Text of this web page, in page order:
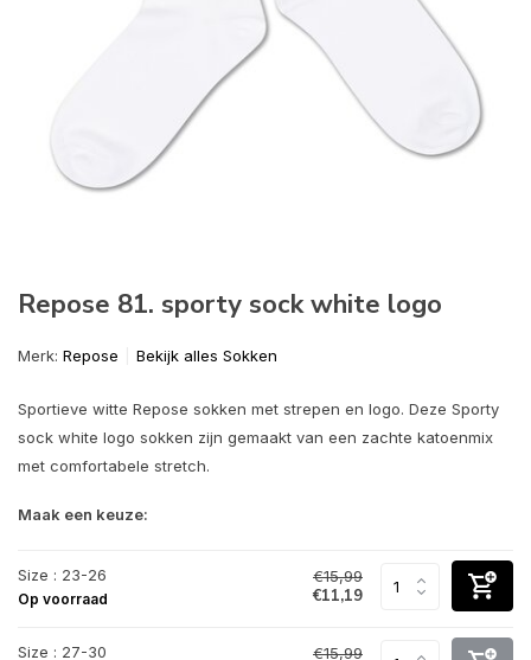
Repose 81. sporty sock white logo
Merk: Repose Bekijk alles Sokken
Sportieve witte Repose sokken met strepen en logo. Deze Sporty
sock white logo sokken zijn gemaakt van een zachte katoenmix
met comfortabele stretch.
Maak een keuze:
Size : 23-26
Op voorraad
€15,99
€11,19
Size : 27-30 €15,99